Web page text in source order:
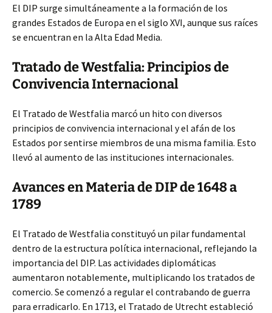
El DIP surge simultáneamente a la formación de los
grandes Estados de Europa en el siglo XVI, aunque sus raíces
se encuentran en la Alta Edad Media.
Tratadode Westfalia: Principios de
Convivencia Internacional
El Tratado de Westfalia marcó un hito con diversos
principios de convivencia internacional y el afán de los
Estados por sentirse miembros de una misma familia. Esto
llevó al aumento de las instituciones internacionales.
Avances en Materia de DIP de 1648 a
1789
El Tratado de Westfalia constituyó un pilar fundamental
dentro de la estructura política internacional, reflejando la
importancia del DIP. Las actividades diplomáticas
aumentaron notablemente, multiplicando los tratados de
comercio. Se comenzó a regular el contrabando de guerra
para erradicarlo. En 1713, el Tratado de Utrecht estableció